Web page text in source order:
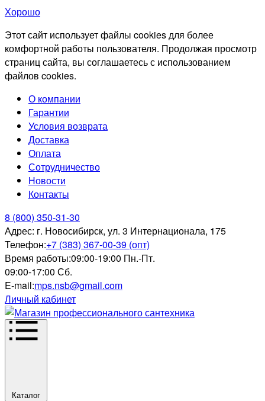
Хорошо
Этот сайт использует файлы cookies для более
комфортной работы пользователя. Продолжая просмотр
страниц сайта, вы соглашаетесь с использованием
файлов cookies.
О компании
Гарантии
Условия возврата
Доставка
Оплата
Сотрудничество
Новости
Контакты
8 (800) 350-31-30
Адрес: г. Новосибирск, ул. 3 Интернационала, 175
Телефон:+7 (383) 367-00-39 (опт)
Время работы:09:00-19:00 Пн.-Пт.
09:00-17:00 Сб.
E-mail:mps.nsb@gmail.com
Личный кабинет
Каталог